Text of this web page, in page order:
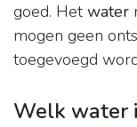
goed. Hetwater
mogen geen
toegevoegd
Welk water